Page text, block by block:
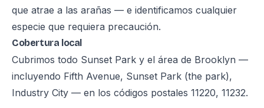
que atrae a las arañas — e identificamos cualquier
especie que requiera precaución.
Cobertura local
Cubrimos todo Sunset Park y el área de Brooklyn —
incluyendo Fifth Avenue, Sunset Park (the park),
Industry City — en los códigos postales 11220, 11232.